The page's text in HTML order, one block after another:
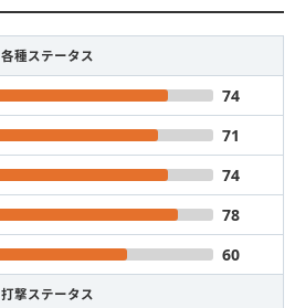
各種ステータス
74
71
74
78
60
打撃ステータス